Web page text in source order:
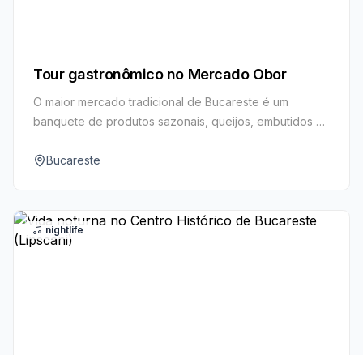
Tour gastronômico no Mercado Obor
O maior mercado tradicional de Bucareste é um
banquete de produtos sazonais, queijos, embutidos e
icônicos mici, frutas frescas e especialidades locais a
Bucareste
nightlife